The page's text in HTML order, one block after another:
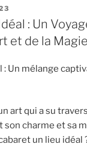
: Un
et de la
: Un mélange
art qui a su
charme et sa
un lieu idéal